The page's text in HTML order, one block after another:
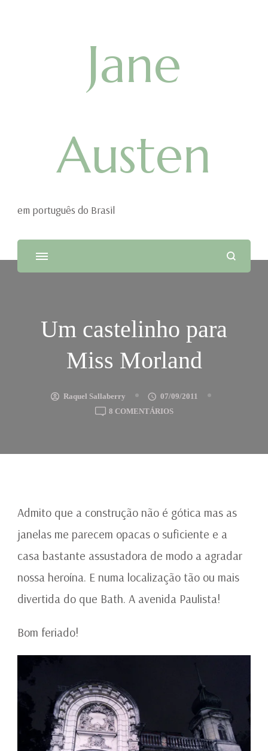
Jane
Austen
em português do Brasil
Um castelinho para
Miss Morland
Raquel Sallaberry
07/09/2011
8 COMENTÁRIOSEM
PARA
Admito que a construção não é gótica mas as
janelas me parecem opacas o suficiente e a
casa bastante assustadora de modo a agradar
nossa heroína. E numa localização tão ou mais
divertida do que Bath. A avenida Paulista!
Bom feriado!